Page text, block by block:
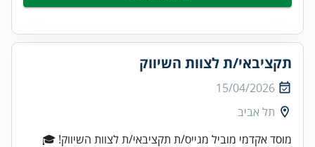
תקציבאי/ת לצוות השיווק
15/04/2026
תל אביב